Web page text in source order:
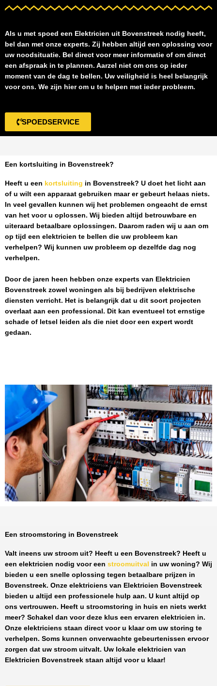
Als u met spoed een Elektricien uit Bovenstreek nodig heeft,
bel dan met onze experts. Zij hebben altijd een oplossing voor
uw noodsituatie. Bel direct voor meer informatie of om direct
een afspraak in te plannen. Aarzel niet om ons op ieder
moment van de dag te bellen. Uw veiligheid is heel belangrijk
voor ons. We zijn hier om u te helpen met ieder probleem.
SPOEDSERVICE
Een kortsluiting in Bovenstreek?
Heeft u een kortsluiting in Bovenstreek? U doet het licht aan
of u wilt een apparaat gebruiken maar er gebeurt helaas niets.
In veel gevallen kunnen wij het problemen ongeacht de ernst
van het voor u oplossen. Wij bieden altijd betrouwbare en
uiteraard betaalbare oplossingen. Daarom raden wij u aan om
op tijd een elektricien te bellen die uw probleem kan
verhelpen? Wij kunnen uw probleem op dezelfde dag nog
verhelpen.
Door de jaren heen hebben onze experts van Elektricien
Bovenstreek zowel woningen als bij bedrijven elektrische
diensten verricht. Het is belangrijk dat u dit soort projecten
overlaat aan een professional. Dit kan eventueel tot ernstige
schade of letsel leiden als die niet door een expert wordt
gedaan.
Een stroomstoring in Bovenstreek
Valt ineens uw stroom uit? Heeft u een Bovenstreek? Heeft u
een elektricien nodig voor een stroomuitval in uw woning? Wij
bieden u een snelle oplossing tegen betaalbare prijzen in
Bovenstreek. Onze elektriciens van Elektricien Bovenstreek
bieden u altijd een professionele hulp aan. U kunt altijd op
ons vertrouwen. Heeft u stroomstoring in huis en niets werkt
meer? Schakel dan voor deze klus een ervaren elektricien in.
Onze elektriciens staan direct voor u klaar om uw storing te
verhelpen. Soms kunnen onverwachte gebeurtenissen ervoor
zorgen dat uw stroom uitvalt. Uw lokale elektricien van
Elektricien Bovenstreek staan altijd voor u klaar!